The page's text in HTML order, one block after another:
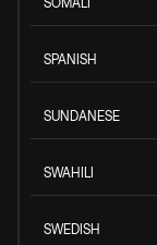
SPANISH
SUNDANESE
SWAHILI
SWEDISH